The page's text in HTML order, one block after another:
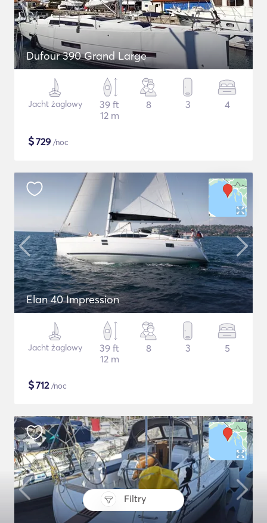
Filtry
Dufour 390 Grand Large
Jacht żaglowy
39 ft
12 m
8 3 4
$729 /noc
Elan 40 Impression
Jacht żaglowy
39 ft
12 m
8 3 5
$712/noc